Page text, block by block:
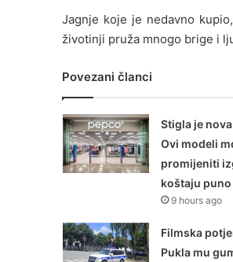
Jagnje koje je nedavno
životinji pruža mnogo brige i
Povezani članci
Stigla je
Ovi modeli
promijeniti
koštaju puno
9 hours ago
Filmska
Pukla mu